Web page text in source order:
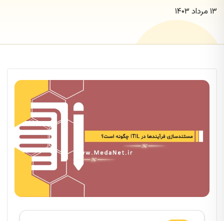
۱۳ مرداد ۱۴۰۳